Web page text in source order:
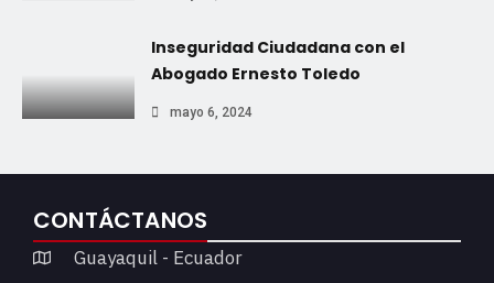
Inseguridad Ciudadana con el
Abogado Ernesto Toledo
mayo 6, 2024
CONTÁCTANOS
Guayaquil - Ecuador